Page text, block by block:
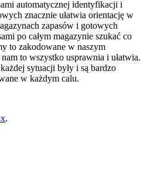
automatycznej identyfikacji i
znacznie ułatwia orientację w
zapasów i gotowych
po całym magazynie szukać co
to zakodowane w naszym
to wszystko usprawnia i ułatwia.
sytuacji były i są bardzo
w każdym calu.
.